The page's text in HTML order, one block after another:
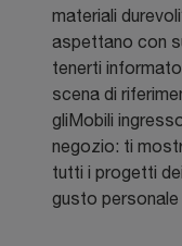
materiali
aspettano con
tenerti
scena di
gliMobili
negozio: ti
tutti i progetti
gusto